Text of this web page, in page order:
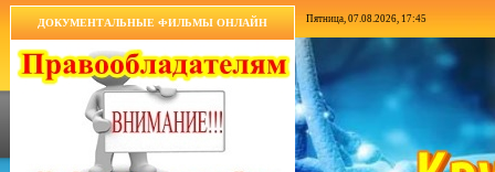
ДОКУМЕНТАЛЬНЫЕ ФИЛЬМЫ ОНЛАЙН Пятница, 07.08.2026, 17:45